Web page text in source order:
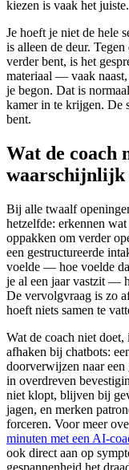
kiezen is vaak het juiste.
Je hoeft je niet de hele
is alleen de deur.
verder bent, is het
materiaal — vaak
je begon. Dat is
kamer in te krijgen. De
bent.
Wat de coach
waarschijnlijk
Bij alle twaalf
hetzelfde: erkennen
oppakken om verder
een gestructureerde
voelde — hoe voelde
je al een jaar vastzit —
De vervolgvraag is zo
hoeft niets samen te
Wat de coach niet doet,
afhaken bij chatbots:
doorverwijzen naar
in overdreven
niet klopt, blijven bij
jagen, en merken
forceren. Voor meer
minuten met een AI-
ook direct aan op